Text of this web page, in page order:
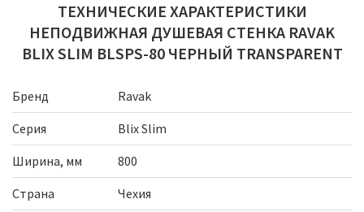
ТЕХНИЧЕСКИЕ ХАРАКТЕРИСТИКИ
НЕПОДВИЖНАЯ ДУШЕВАЯ СТЕНКА RAVAK
BLIX SLIM BLSPS-80 ЧЕРНЫЙ TRANSPARENT
Бренд
Ravak
Серия
Blix Slim
Ширина, мм
800
Страна
Чехия